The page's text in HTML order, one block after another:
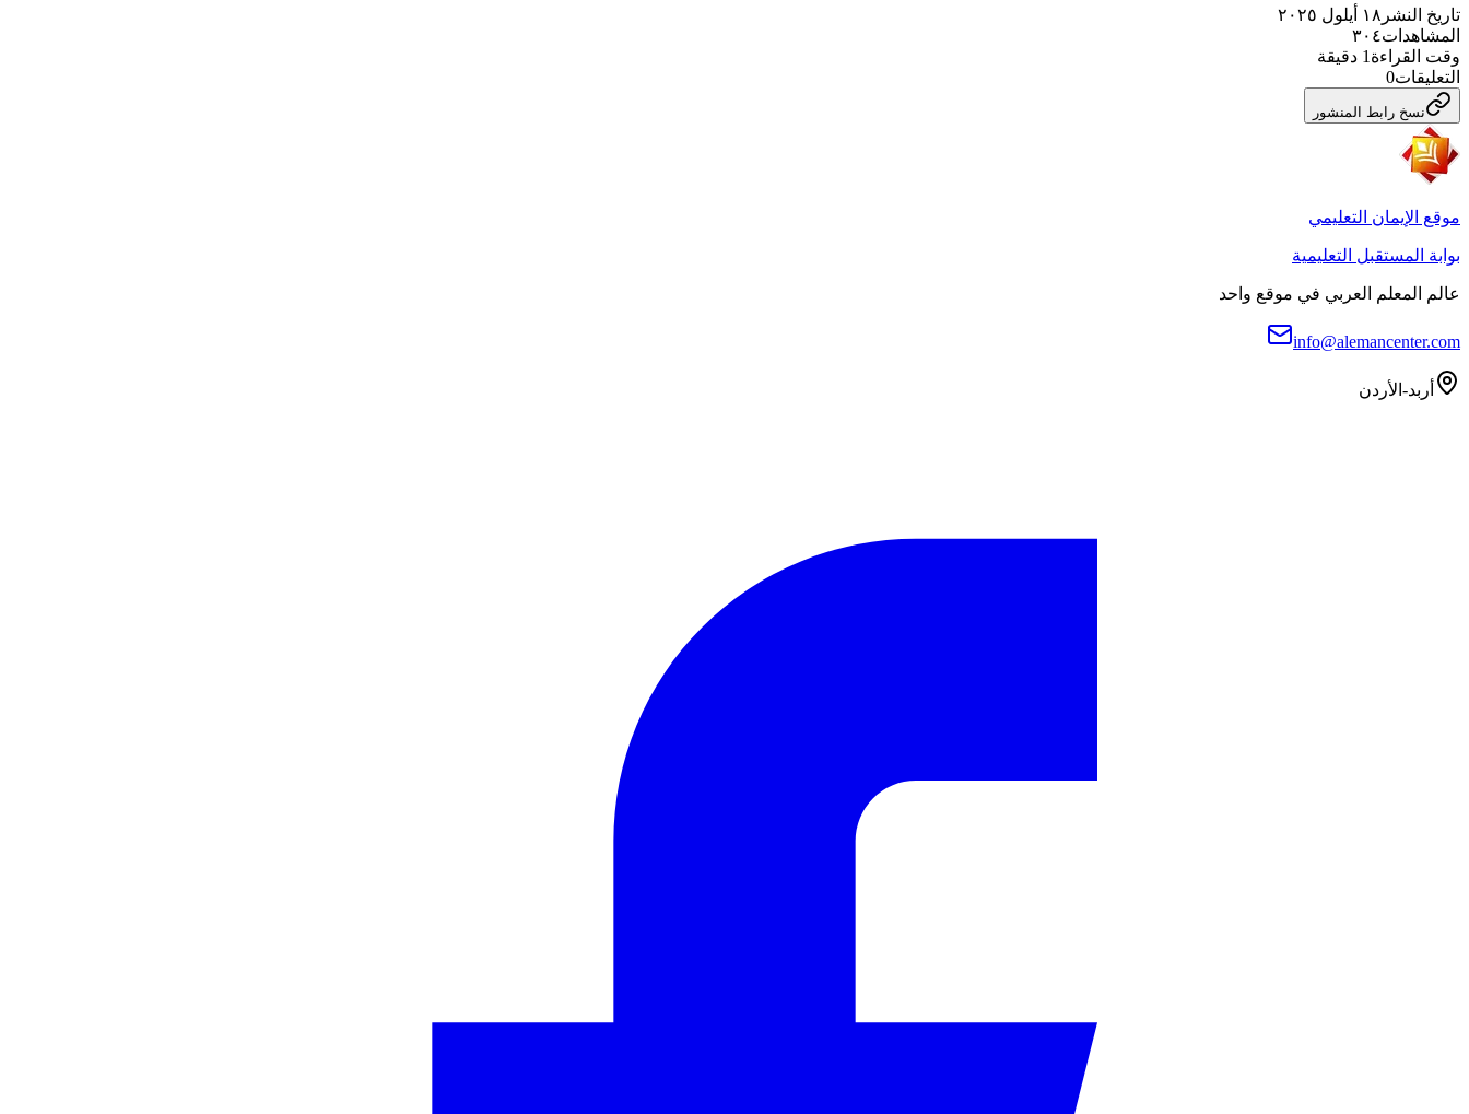
تاريخ النشر ١٨ أيلول ٢٠٢٥
المشاهدات٣٠٤
وقت القراءة 1 دقيقة
التعليقات0
نسخ رابط المنشور
موقع الإيمان التعليمي
بوابة المستقبل التعليمية
عالم المعلم العربي في موقع واحد
info@alemancenter.com
أربد-الأردن